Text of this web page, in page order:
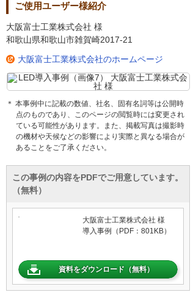
ご使用ユーザー様紹介
大阪富士工業株式会社 様
和歌山県和歌山市雑賀崎2017-21
大阪富士工業株式会社のホームページ
＊ 本事例中に記載の数値、社名、固有名詞等は公開時
点のものであり、このページの閲覧時には変更され
ている可能性があります。また、掲載写真は撮影時
の機材や天候などの影響により実際と異なる場合が
あることをご了承ください。
この事例の内容をPDFでご用意しています。
（無料）
大阪富士工業株式会社 様
導入事例（PDF：801KB）
資料をダウンロード（無料）